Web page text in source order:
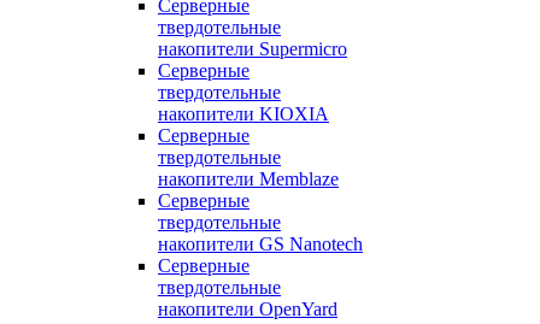
Cерверные
твердотельные
накопители Supermicro
Cерверные
твердотельные
накопители KIOXIA
Cерверные
твердотельные
накопители Memblaze
Cерверные
твердотельные
накопители GS Nanotech
Серверные
твердотельные
накопители OpenYard